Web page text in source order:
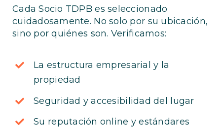
Cada Socio TDPB es seleccionado
cuidadosamente. No solo por su ubicación,
sino por quiénes son. Verificamos:
La estructura empresarial y la
propiedad
Seguridad y accesibilidad del lugar
Su reputación online y estándares